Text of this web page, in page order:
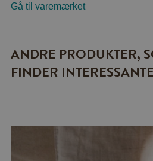
Gå til varemærket
ANDRE PRODUKTER,
FINDER INTERESSANTE